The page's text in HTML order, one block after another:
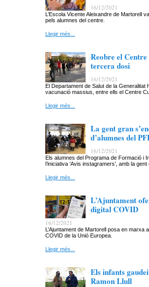
16/12/2021
L’Escola Vicente Aleixandre de Martorell
pels alumnes del centre.
Llegir més...
Reobre el
tercera dosi
16/12/2021
El Departament de Salut de la
vacunació massius, entre ells el Centre
Llegir més...
La gent gran
d’alumnes del
16/12/2021
Els alumnes del Programa de Formació i
l’iniciativa ‘Avis instagramers’, amb la
Llegir més...
L’Ajuntament
digital COVID
16/12/2021
L’Ajuntament de Martorell posa en marxa
COVID de la Unió Europea.
Llegir més...
Els infants
Ramon Llull